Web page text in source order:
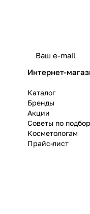
Интернет-
Каталог
Бренды
Акции
Советы по
Косметологам
Прайс-лист